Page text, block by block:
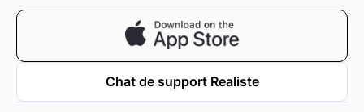
Chat de support Realiste